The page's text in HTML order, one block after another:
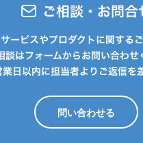
ご相談・お問合
サービスやプロダクトに関するご
談はフォームからお問い合わせ
日以内に担当者よりご返信を
問い合わせる